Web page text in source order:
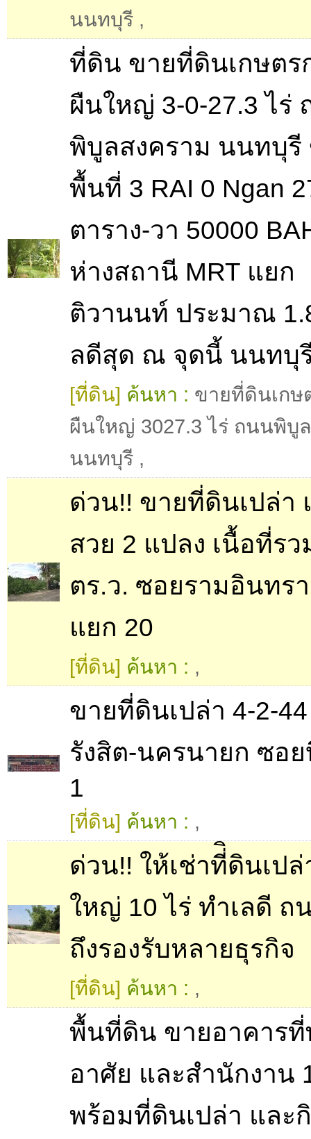
นนทบุรี ,
ที่ดิน ขายที่ดินเกษตร
ผืนใหญ่ 3-0-27.3 ไร่
พิบูลสงคราม นนทบุรี
พื้นที่ 3 RAI 0 Ngan
ตาราง-วา 50000
ห่างสถานี MRT แยก
ติวานนท์ ประมาณ
ลดีสุด ณ จุดนี้ นนทบุ
[ที่ดิน] ค้นหา : ขายที่ดินเกษ
ผืนใหญ่ 3027.3 ไร่ ถนนพิบู
นนทบุรี ,
ด่วน!! ขายที่ดินเปล่า
สวย 2 แปลง เนื้อที่รว
ตร.ว. ซอยรามอินทร
แยก 20
[ที่ดิน] ค้นหา : ,
ขายที่ดินเปล่า 4-2-44
รังสิต-นครนายก ซอ
1
[ที่ดิน] ค้นหา : ,
ด่วน!! ให้เช่าที่ิดินเป
ใหญ่ 10 ไร่ ทำเลดี ถ
ถึงรองรับหลายธุรกิจ
[ที่ดิน] ค้นหา : ,
พื้นที่ดิน ขายอาคาร
อาศัย และสำนักงาน
พร้อมที่ดินเปล่า และ